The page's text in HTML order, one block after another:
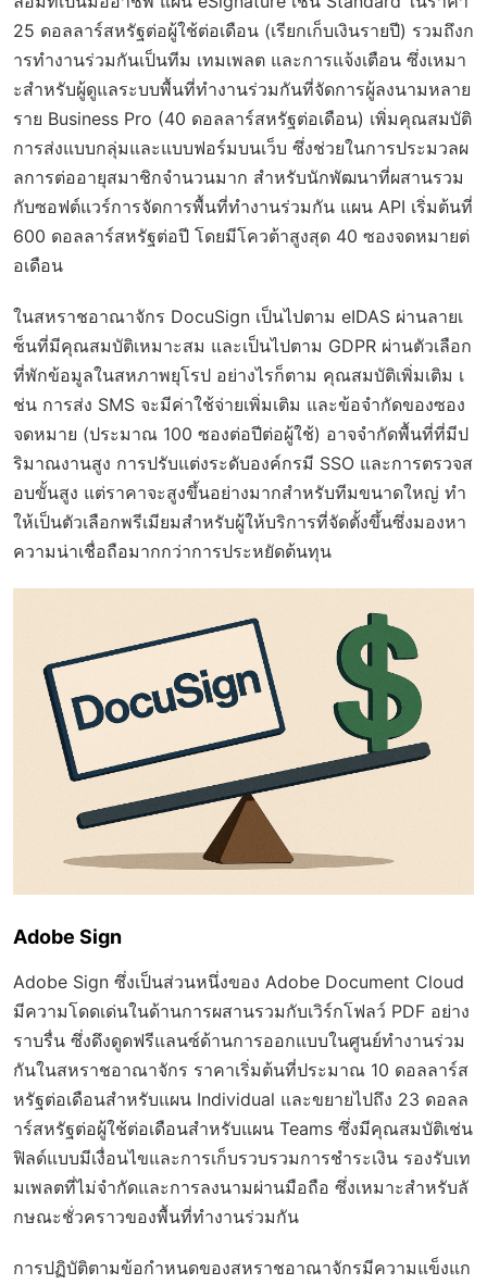
25 ดอลลาร์สหรัฐต่อผู้ใช้ต่อเดือน (เรียกเก็บเงินรายปี) รวมถึงก
ารทำงานร่วมกันเป็นทีม เทมเพลต และการแจ้งเตือน ซึ่งเหมา
ะสำหรับผู้ดูแลระบบพื้นที่ทำงานร่วมกันที่จัดการผู้ลงนามหลาย
ราย Business Pro (40 ดอลลาร์สหรัฐต่อเดือน) เพิ่มคุณสมบัติ
การส่งแบบกลุ่มและแบบฟอร์มบนเว็บ ซึ่งช่วยในการประมวลผ
ลการต่ออายุสมาชิกจำนวนมาก สำหรับนักพัฒนาที่ผสานรวม
กับซอฟต์แวร์การจัดการพื้นที่ทำงานร่วมกัน แผน API เริ่มต้นที่
600 ดอลลาร์สหรัฐต่อปี โดยมีโควต้าสูงสุด 40 ซองจดหมายต่
อเดือน
ในสหราชอาณาจักร DocuSign เป็นไปตาม eIDAS ผ่านลายเ
ซ็นที่มีคุณสมบัติเหมาะสม และเป็นไปตาม GDPR ผ่านตัวเลือก
ที่พักข้อมูลในสหภาพยุโรป อย่างไรก็ตาม คุณสมบัติเพิ่มเติม เ
ช่น การส่ง SMS จะมีค่าใช้จ่ายเพิ่มเติม และข้อจำกัดของซอง
จดหมาย (ประมาณ 100 ซองต่อปีต่อผู้ใช้) อาจจำกัดพื้นที่ที่มีป
ริมาณงานสูง การปรับแต่งระดับองค์กรมี SSO และการตรวจส
อบขั้นสูง แต่ราคาจะสูงขึ้นอย่างมากสำหรับทีมขนาดใหญ่ ทำ
ให้เป็นตัวเลือกพรีเมียมสำหรับผู้ให้บริการที่จัดตั้งขึ้นซึ่งมองหา
ความน่าเชื่อถือมากกว่าการประหยัดต้นทุน
Adobe Sign
Adobe Sign ซึ่งเป็นส่วนหนึ่งของ Adobe Document Cloud
มีความโดดเด่นในด้านการผสานรวมกับเวิร์กโฟลว์ PDF อย่าง
ราบรื่น ซึ่งดึงดูดฟรีแลนซ์ด้านการออกแบบในศูนย์ทำงานร่วม
กันในสหราชอาณาจักร ราคาเริ่มต้นที่ประมาณ 10 ดอลลาร์ส
หรัฐต่อเดือนสำหรับแผน Individual และขยายไปถึง 23 ดอลล
าร์สหรัฐต่อผู้ใช้ต่อเดือนสำหรับแผน Teams ซึ่งมีคุณสมบัติเช่น
ฟิลด์แบบมีเงื่อนไขและการเก็บรวบรวมการชำระเงิน รองรับเท
มเพลตที่ไม่จำกัดและการลงนามผ่านมือถือ ซึ่งเหมาะสำหรับลั
กษณะชั่วคราวของพื้นที่ทำงานร่วมกัน
การปฏิบัติตามข้อกำหนดของสหราชอาณาจักรมีความแข็งแก